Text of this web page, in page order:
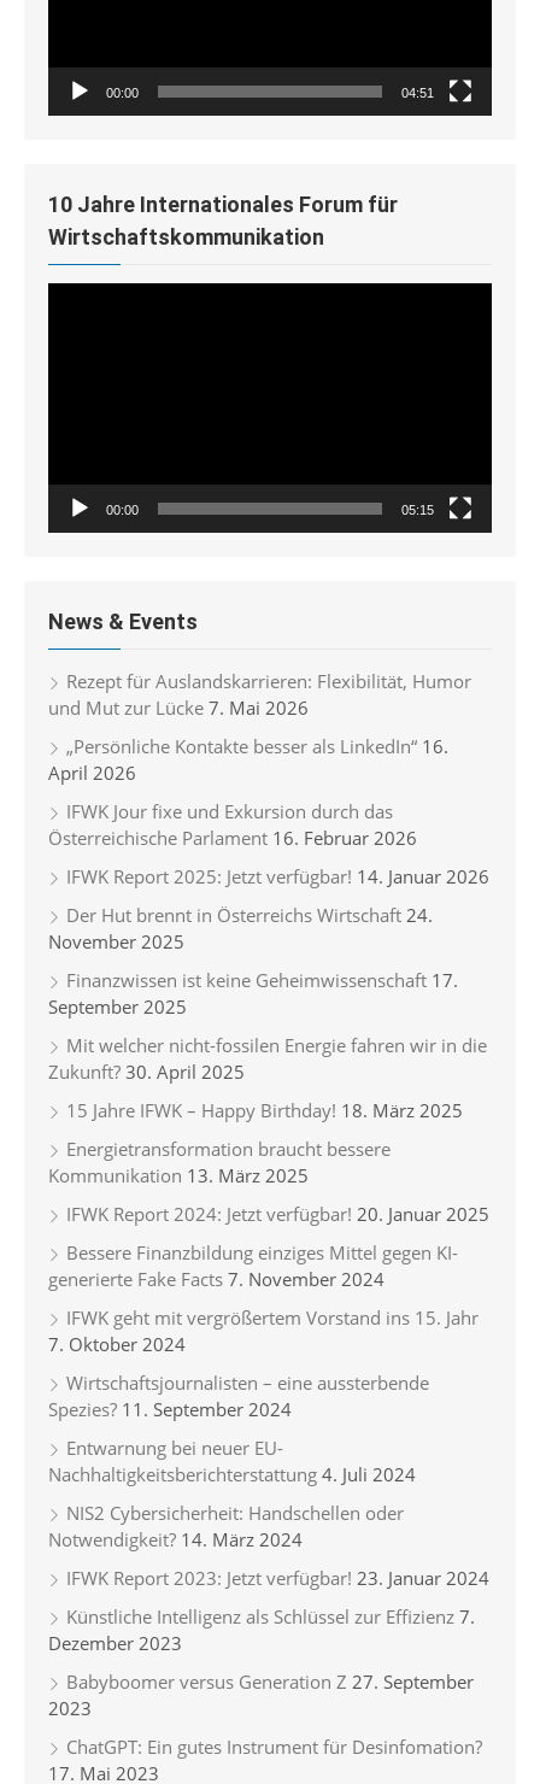
00:00 04:51
10 Jahre Internationales Forum für
Wirtschaftskommunikation
00:00 05:15
News & Events
Rezept für Auslandskarrieren: Flexibilität, Humor
und Mut zur Lücke 7. Mai 2026
„Persönliche Kontakte besser als LinkedIn“ 16.
April 2026
IFWK Jour fixe und Exkursion durch das
Österreichische Parlament 16. Februar 2026
IFWK Report 2025: Jetzt verfügbar! 14. Januar 2026
Der Hut brennt in Österreichs Wirtschaft 24.
November 2025
Finanzwissen ist keine Geheimwissenschaft 17.
September 2025
Mit welcher nicht-fossilen Energie fahren wir in die
Zukunft? 30. April 2025
15 Jahre IFWK – Happy Birthday! 18. März 2025
Energietransformation braucht bessere
Kommunikation 13. März 2025
IFWK Report 2024: Jetzt verfügbar! 20. Januar 2025
Bessere Finanzbildung einziges Mittel gegen KI-
generierte Fake Facts 7. November 2024
IFWK geht mit vergrößertem Vorstand ins 15. Jahr
7. Oktober 2024
Wirtschaftsjournalisten – eine aussterbende
Spezies? 11. September 2024
Entwarnung bei neuer EU-
Nachhaltigkeitsberichterstattung 4. Juli 2024
NIS2 Cybersicherheit: Handschellen oder
Notwendigkeit? 14. März 2024
IFWK Report 2023: Jetzt verfügbar! 23. Januar 2024
Künstliche Intelligenz als Schlüssel zur Effizienz 7.
Dezember 2023
Babyboomer versus Generation Z 27. September
2023
ChatGPT: Ein gutes Instrument für Desinfomation?
17. Mai 2023